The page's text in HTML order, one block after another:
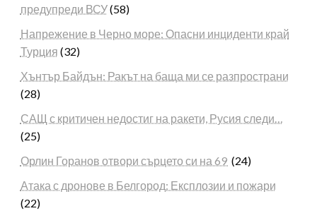
предупреди ВСУ(58)
Напрежение в Черно море: Опасни инциденти край
Турция (32)
Хънтър Байдън: Ракът на баща ми се разпространи
(28)
САЩ с критичен недостиг на ракети, Русия следи…
(25)
Орлин Горанов отвори сърцето си на 69 (24)
Атака с дронове в Белгород: Експлозии и пожари
(22)